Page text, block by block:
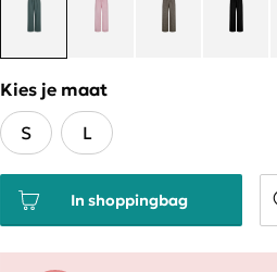
Kies je maat
S
L
In shoppingbag